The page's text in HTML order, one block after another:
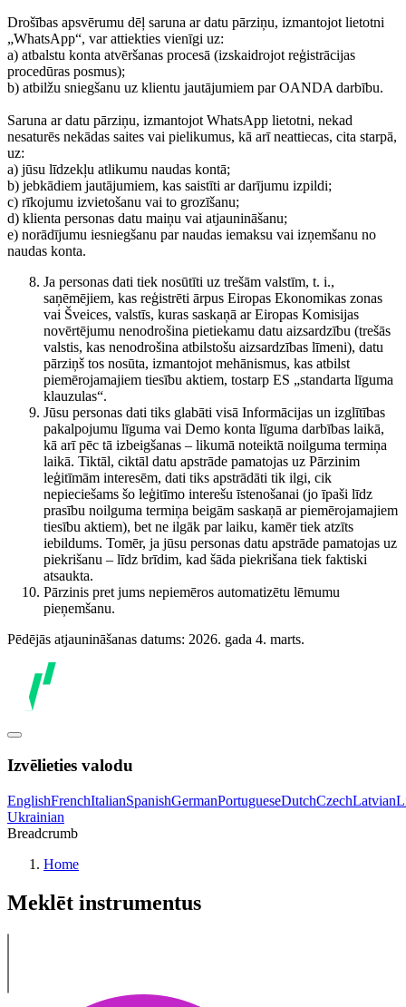
Drošības apsvērumu dēļ saruna ar datu pārziņu, izmantojot lietotni
„WhatsApp“, var attiekties vienīgi uz:
a) atbalstu konta atvēršanas procesā (izskaidrojot reģistrācijas
procedūras posmus);
b) atbilžu sniegšanu uz klientu jautājumiem par OANDA darbību.
Saruna ar datu pārziņu, izmantojot WhatsApp lietotni, nekad
nesaturēs nekādas saites vai pielikumus, kā arī neattiecas, cita starpā,
uz:
a) jūsu līdzekļu atlikumu naudas kontā;
b) jebkādiem jautājumiem, kas saistīti ar darījumu izpildi;
c) rīkojumu izvietošanu vai to grozīšanu;
d) klienta personas datu maiņu vai atjaunināšanu;
e) norādījumu iesniegšanu par naudas iemaksu vai izņemšanu no
naudas konta.
Ja personas dati tiek nosūtīti uz trešām valstīm, t. i.,
saņēmējiem, kas reģistrēti ārpus Eiropas Ekonomikas zonas
vai Šveices, valstīs, kuras saskaņā ar Eiropas Komisijas
novērtējumu nenodrošina pietiekamu datu aizsardzību (trešās
valstis, kas nenodrošina atbilstošu aizsardzības līmeni), datu
pārziņš tos nosūta, izmantojot mehānismus, kas atbilst
piemērojamajiem tiesību aktiem, tostarp ES „standarta līguma
klauzulas“.
Jūsu personas dati tiks glabāti visā Informācijas un izglītības
pakalpojumu līguma vai Demo konta līguma darbības laikā,
kā arī pēc tā izbeigšanas – likumā noteiktā noilguma termiņa
laikā. Tiktāl, ciktāl datu apstrāde pamatojas uz Pārzinim
leģitīmām interesēm, dati tiks apstrādāti tik ilgi, cik
nepieciešams šo leģitīmo interešu īstenošanai (jo īpaši līdz
prasību noilguma termiņa beigām saskaņā ar piemērojamajiem
tiesību aktiem), bet ne ilgāk par laiku, kamēr tiek atzīts
iebildums. Tomēr, ja jūsu personas datu apstrāde pamatojas uz
piekrišanu – līdz brīdim, kad šāda piekrišana tiek faktiski
atsaukta.
Pārzinis pret jums nepiemēros automatizētu lēmumu
pieņemšanu.
Pēdējās atjaunināšanas datums: 2026. gada 4. marts.
Izvēlieties valodu
EnglishFrenchItalianSpanishGermanPortugueseDutchCzechLatvian
Ukrainian
Breadcrumb
Home
Meklēt instrumentus